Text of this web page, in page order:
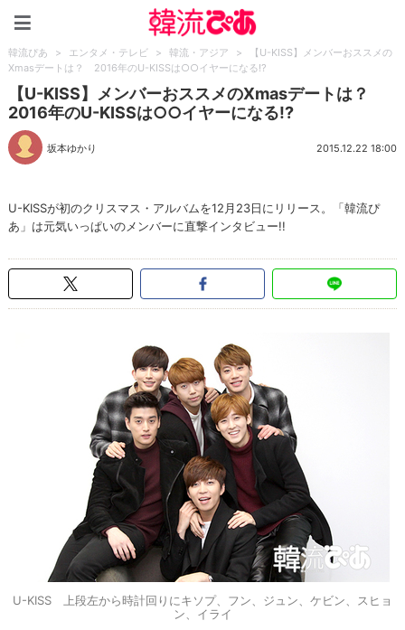
韓流ぴあ > エンタメ・テレビ > 韓流・アジア >
【U-KISS】メンバーおススメの
Xmasデートは？ 2016年のU-KISSは○○イヤーになる!?
【U-KISS】メンバーおススメのXmasデートは？
2016年のU-KISSは○○イヤーになる!?
坂本ゆかり 2015.12.22 18:00
U-KISSが初のクリスマス・アルバムを12月23日にリリース。「韓流ぴ
あ」は元気いっぱいのメンバーに直撃インタビュー!!
U-KISS 上段左から時計回りにキソプ、フン、ジュン、ケビン、スヒョ
ン、イライ